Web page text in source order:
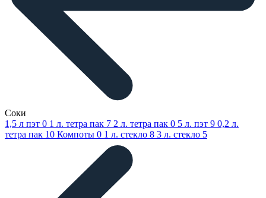
Соки
1,5 л пэт 0 1 л. тетра пак 7 2 л. тетра пак 0 5 л. пэт 9 0,2 л.
тетра пак 10 Компоты 0 1 л. стекло 8 3 л. стекло 5